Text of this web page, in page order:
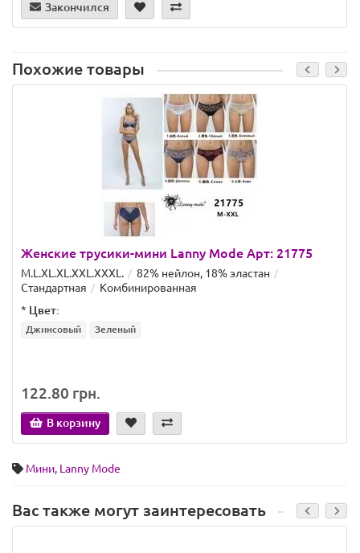
Закончился
Похожие товары
Женские трусики-мини Lanny Mode Арт: 21775
M.L.XL.XL.XXL.ХХХL.
82% нейлон, 18% эластан
Стандартная
Комбинированная
* Цвет:
Джинсовый Зеленый
122.80 грн.
В корзину
Мини, Lanny Mode
Вас также могут заинтересовать